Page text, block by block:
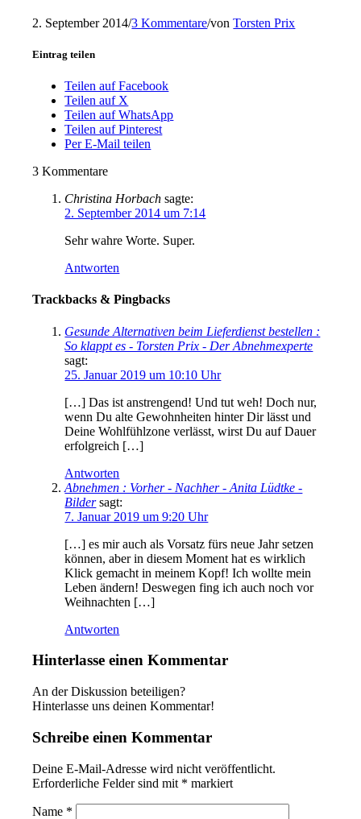
2. September 2014/3 Kommentare/vonTorsten Prix
Eintrag teilen
Teilen auf Facebook
Teilen auf X
Teilen auf WhatsApp
Teilen auf Pinterest
Per E-Mail teilen
3 Kommentare
Christina Horbach sagte:
2. September 2014 um 7:14
Sehr wahre Worte. Super.
Antworten
Trackbacks & Pingbacks
Gesunde Alternativen beim Lieferdienst bestellen :
So klappt es - Torsten Prix - Der Abnehmexperte
sagt:
25. Januar 2019 um 10:10 Uhr
[…] Das ist anstrengend! Und tut weh! Doch nur,
wenn Du alte Gewohnheiten hinter Dir lässt und
Deine Wohlfühlzone verlässt, wirst Du auf Dauer
erfolgreich […]
Antworten
Abnehmen : Vorher - Nachher - Anita Lüdtke -
Bilder sagt:
7. Januar 2019 um 9:20 Uhr
[…] es mir auch als Vorsatz fürs neue Jahr setzen
können, aber in diesem Moment hat es wirklich
Klick gemacht in meinem Kopf! Ich wollte mein
Leben ändern! Deswegen fing ich auch noch vor
Weihnachten […]
Antworten
Hinterlasse einen Kommentar
An der Diskussion beteiligen?
Hinterlasse uns deinen Kommentar!
Schreibe einen Kommentar
Deine E-Mail-Adresse wird nicht veröffentlicht.
Erforderliche Felder sind mit * markiert
Name *